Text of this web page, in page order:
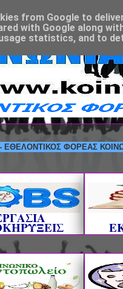
ΦΟΡΕΑΣ
from Google to
with Google along
statistics, and to